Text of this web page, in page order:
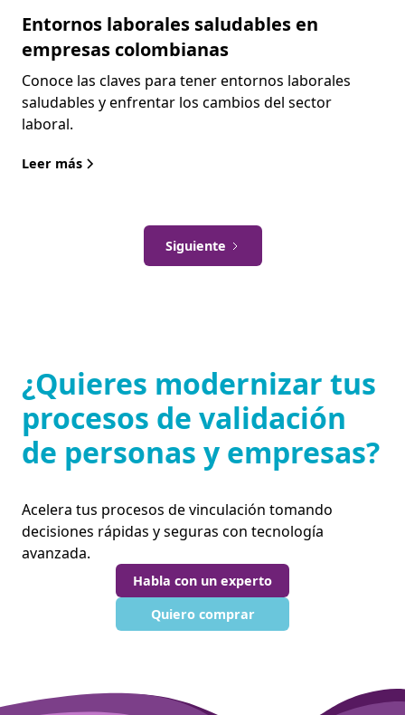
Entornos laborales saludables en
empresas colombianas
Conoce las claves para tener entornos laborales
saludables y enfrentar los cambios del sector
laboral.
Leer más
Siguiente
¿Quieres modernizar tus
procesos de validación
de personas y empresas?
Acelera tus procesos de vinculación tomando
decisiones rápidas y seguras con tecnología
avanzada.
Habla con un experto
Quiero comprar